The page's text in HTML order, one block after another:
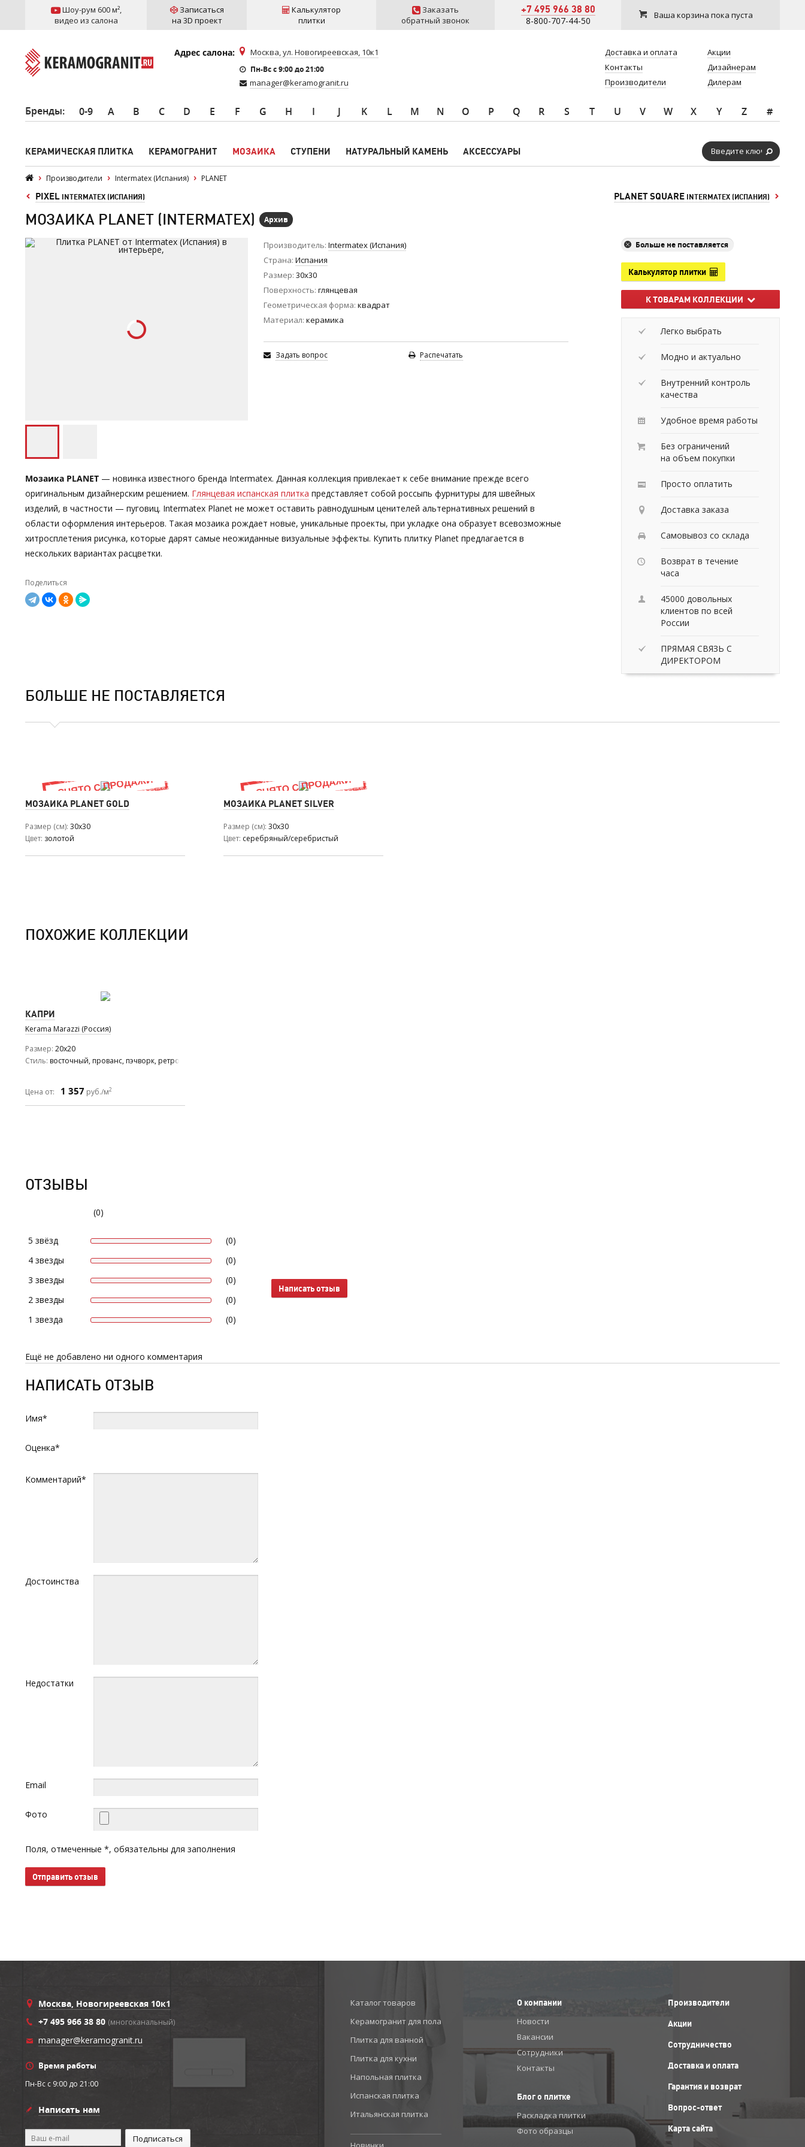
Шоу-рум 600 м²,
видео из салона
Записаться
на 3D проект
Калькулятор
плитки
Заказать
обратный звонок
+7 495 966 38 80
8-800-707-44-50 Ваша корзина пока пуста
Адрес салона: Москва, ул. Новогиреевская, 10к1
Пн-Вс c 9:00 до 21:00
manager@keramogranit.ru
Доставка и оплата
Контакты
Производители
Акции
Дизайнерам
Дилерам
Бренды: 0-9 A B C D E F G H I J K L M N O P Q R S T U V W X Y Z #
КЕРАМИЧЕСКАЯ ПЛИТКА КЕРАМОГРАНИТ МОЗАИКА СТУПЕНИ НАТУРАЛЬНЫЙ КАМЕНЬ АКСЕССУАРЫ
Производители Intermatex (Испания) PLANET
PIXEL INTERMATEX (ИСПАНИЯ) PLANET SQUARE INTERMATEX (ИСПАНИЯ)
МОЗАИКА PLANET (INTERMATEX) Архив
Производитель Intermatex (Испания)
Страна Испания
Размер 30x30
Поверхность глянцевая
Геометрическая форма квадрат
Материал керамика
Задать вопрос Распечатать
Мозаика PLANET — новинка известного бренда Intermatex. Данная коллекция привлекает к себе внимание прежде всего
оригинальным дизайнерским решением. Глянцевая испанская плитка представляет собой россыпь фурнитуры для швейных
изделий, в частности — пуговиц. Intermatex Planet не может оставить равнодушным ценителей альтернативных решений в
области оформления интерьеров. Такая мозаика рождает новые, уникальные проекты, при укладке она образует всевозможные
хитросплетения рисунка, которые дарят самые неожиданные визуальные эффекты. Купить плитку Planet предлагается в
нескольких вариантах расцветки.
Поделиться
Больше не поставляется
Калькулятор плитки
К ТОВАРАМ КОЛЛЕКЦИИ
Легко выбрать
Модно и актуально
Внутренний контроль
качества
Удобное время работы
Без ограничений
на объем покупки
Просто оплатить
Доставка заказа
Самовывоз со склада
Возврат в течение
часа
45000 довольных
клиентов по всей
России
ПРЯМАЯ СВЯЗЬ С
ДИРЕКТОРОМ
БОЛЬШЕ НЕ ПОСТАВЛЯЕТСЯ
МОЗАИКА PLANET GOLD
Размер (см) 30x30
Цвет золотой
МОЗАИКА PLANET SILVER
Размер (см) 30x30
Цвет серебряный/серебристый
ПОХОЖИЕ КОЛЛЕКЦИИ
КАПРИ
Kerama Marazzi (Россия)
Размер 20x20
Стиль восточный, прованс, пэчворк, ретро, средиземноморский
Цена от: 1 357 руб./м2
ОТЗЫВЫ
(0)
5 звёзд
(0)
4 звезды
(0)
3 звезды
(0)
2 звезды
(0)
1 звезда
(0)
Написать отзыв
Ещё не добавлено ни одного комментария
НАПИСАТЬ ОТЗЫВ
Имя*
Оценка*
Комментарий*
Достоинства
Недостатки
Email
Фото
Поля, отмеченные *, обязательны для заполнения
Отправить отзыв
Москва, Новогиреевская 10к1
+7 495 966 38 80 (многоканальный)
manager@keramogranit.ru
Время работы
Пн-Вс c 9:00 до 21:00
Написать нам
Каталог товаров
Керамогранит для пола
Плитка для ванной
Плитка для кухни
Напольная плитка
Испанская плитка
Итальянская плитка
О компании
Новости
Вакансии
Сотрудники
Контакты
Блог о плитке
Раскладка плитки
Фото образцы
Производители
Акции
Сотрудничество
Доставка и оплата
Гарантия и возврат
Вопрос-ответ
Карта сайта